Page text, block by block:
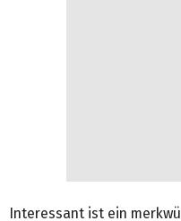
Interessant ist ein